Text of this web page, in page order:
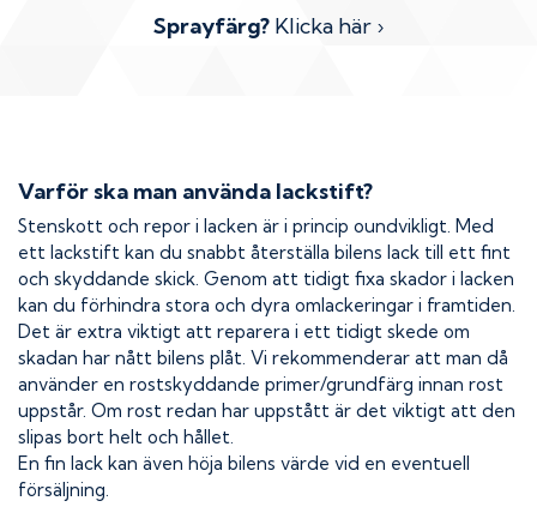
Sprayfärg? Klicka här ›
Varför ska man använda lackstift?
Stenskott och repor i lacken är i princip oundvikligt. Med
ett lackstift kan du snabbt återställa bilens lack till ett fint
och skyddande skick. Genom att tidigt fixa skador i lacken
kan du förhindra stora och dyra omlackeringar i framtiden.
Det är extra viktigt att reparera i ett tidigt skede om
skadan har nått bilens plåt. Vi rekommenderar att man då
använder en rostskyddande primer/grundfärg innan rost
uppstår. Om rost redan har uppstått är det viktigt att den
slipas bort helt och hållet.
En fin lack kan även höja bilens värde vid en eventuell
försäljning.